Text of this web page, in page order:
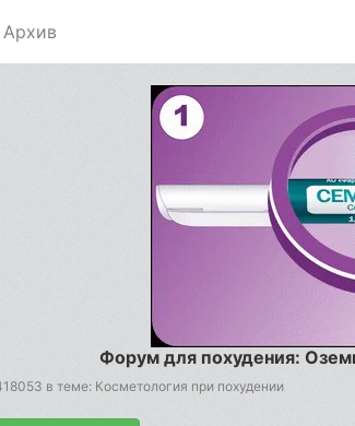
Архив
Форум для похудения:
в теме: Косметология при похудении